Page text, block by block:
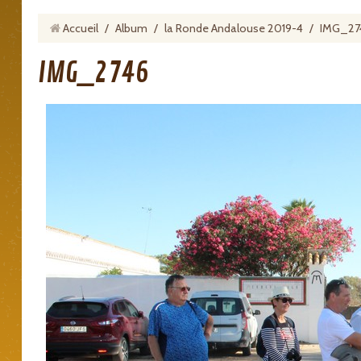
Accueil / Album / la Ronde Andalouse 2019-4 /
IMG_2746